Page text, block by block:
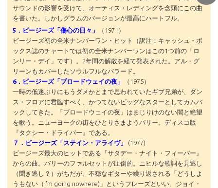
サウンドの影響を受けて、オーティス・レディングを念頭にこの曲
を書いた。しかしグラムのバージョンが最高にハートフル。
5．ビージーズ「傷心の日々」
（1971）
ビージーズ初の全米ナンバーワン・ヒット（訳注：キャッシュ・ボ
ックス誌のチャートでは初の全米ナンバーワンはこの1つ前の「ロ
ンリー・デイ」です）。2年間の解散を経て発表された。アル・グ
リーンもカバーしたソウルフルなバラード。
6．ビージーズ「ブロードウェイの夜」
（1975）
一時の低迷ぶりにもうダメかとまで思われていたギブ兄弟が、ダン
ス・フロアに君臨すべく、かつてないビッグなスターとしてカムバ
ックしてきた。「ブロードウェイの夜」はまじりけのない闇と絶望
を歌う。ニューヨークの街をひとりさまようバリー。ディスコ版
『タクシー・ドライバー』である。
７．ビージーズ「ステイン・アライヴ」
(1977)
ビージーズ最大のヒットである『サタデー・ナイト・フィーバー』
からの曲。バリーのファルセットが圧倒的。ニヒルな歌詞を見逃し
（聞き逃し？）がちだが、不穏なギターや繰り返される「どうしよ
うもない（I’m going nowhere)」というフレーズといい、ジョイ・